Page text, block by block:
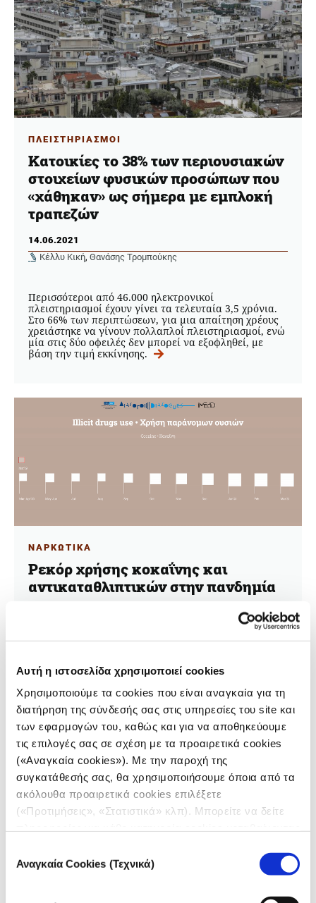
Αυτή η ιστοσελίδα χρησιμοποιεί cookies
Χρησιμοποιούμε τα cookies που είναι αναγκαία για τη
διατήρηση της σύνδεσής σας στις υπηρεσίες του site και
των εφαρμογών του, καθώς και για να αποθηκεύουμε
τις επιλογές σας σε σχέση με τα προαιρετικά cookies
(«Αναγκαία cookies»). Με την παροχή της
συγκατάθεσής σας, θα χρησιμοποιήσουμε όποια από τα
ακόλουθα προαιρετικά cookies επιλέξετε
(«Προτιμήσεις», «Στατιστικά» κλπ). Μπορείτε να δείτε
συγκατάθεσης
Αναγκαία Cookies (Τεχνικά)
ΠΛΕΙΣΤΗΡΙΑΣΜΟΙ
Κατοικίες το 38% των περιουσιακών
στοιχείων φυσικών προσώπων που
«χάθηκαν» ως σήμερα με εμπλοκή
τραπεζών
14.06.2021
Κέλλυ Κική, Θανάσης Τρομπούκης
Περισσότεροι από 46.000 ηλεκτρονικοί
πλειστηριασμοί έχουν γίνει τα τελευταία 3,5 χρόνια.
Στο 66% των περιπτώσεων, για μια απαίτηση χρέους
χρειάστηκε να γίνουν πολλαπλοί πλειστηριασμοί, ενώ
μία στις δύο οφειλές δεν μπορεί να εξοφληθεί, με
βάση την τιμή εκκίνησης.
ΝΑΡΚΩΤΙΚΑ
Ρεκόρ χρήσης κοκαΐνης και
αντικαταθλιπτικών στην πανδημία
Τρεις φορές έχει αυξηθεί η χρήση κοκαΐνης από την
αντικαταθλιπτικών.